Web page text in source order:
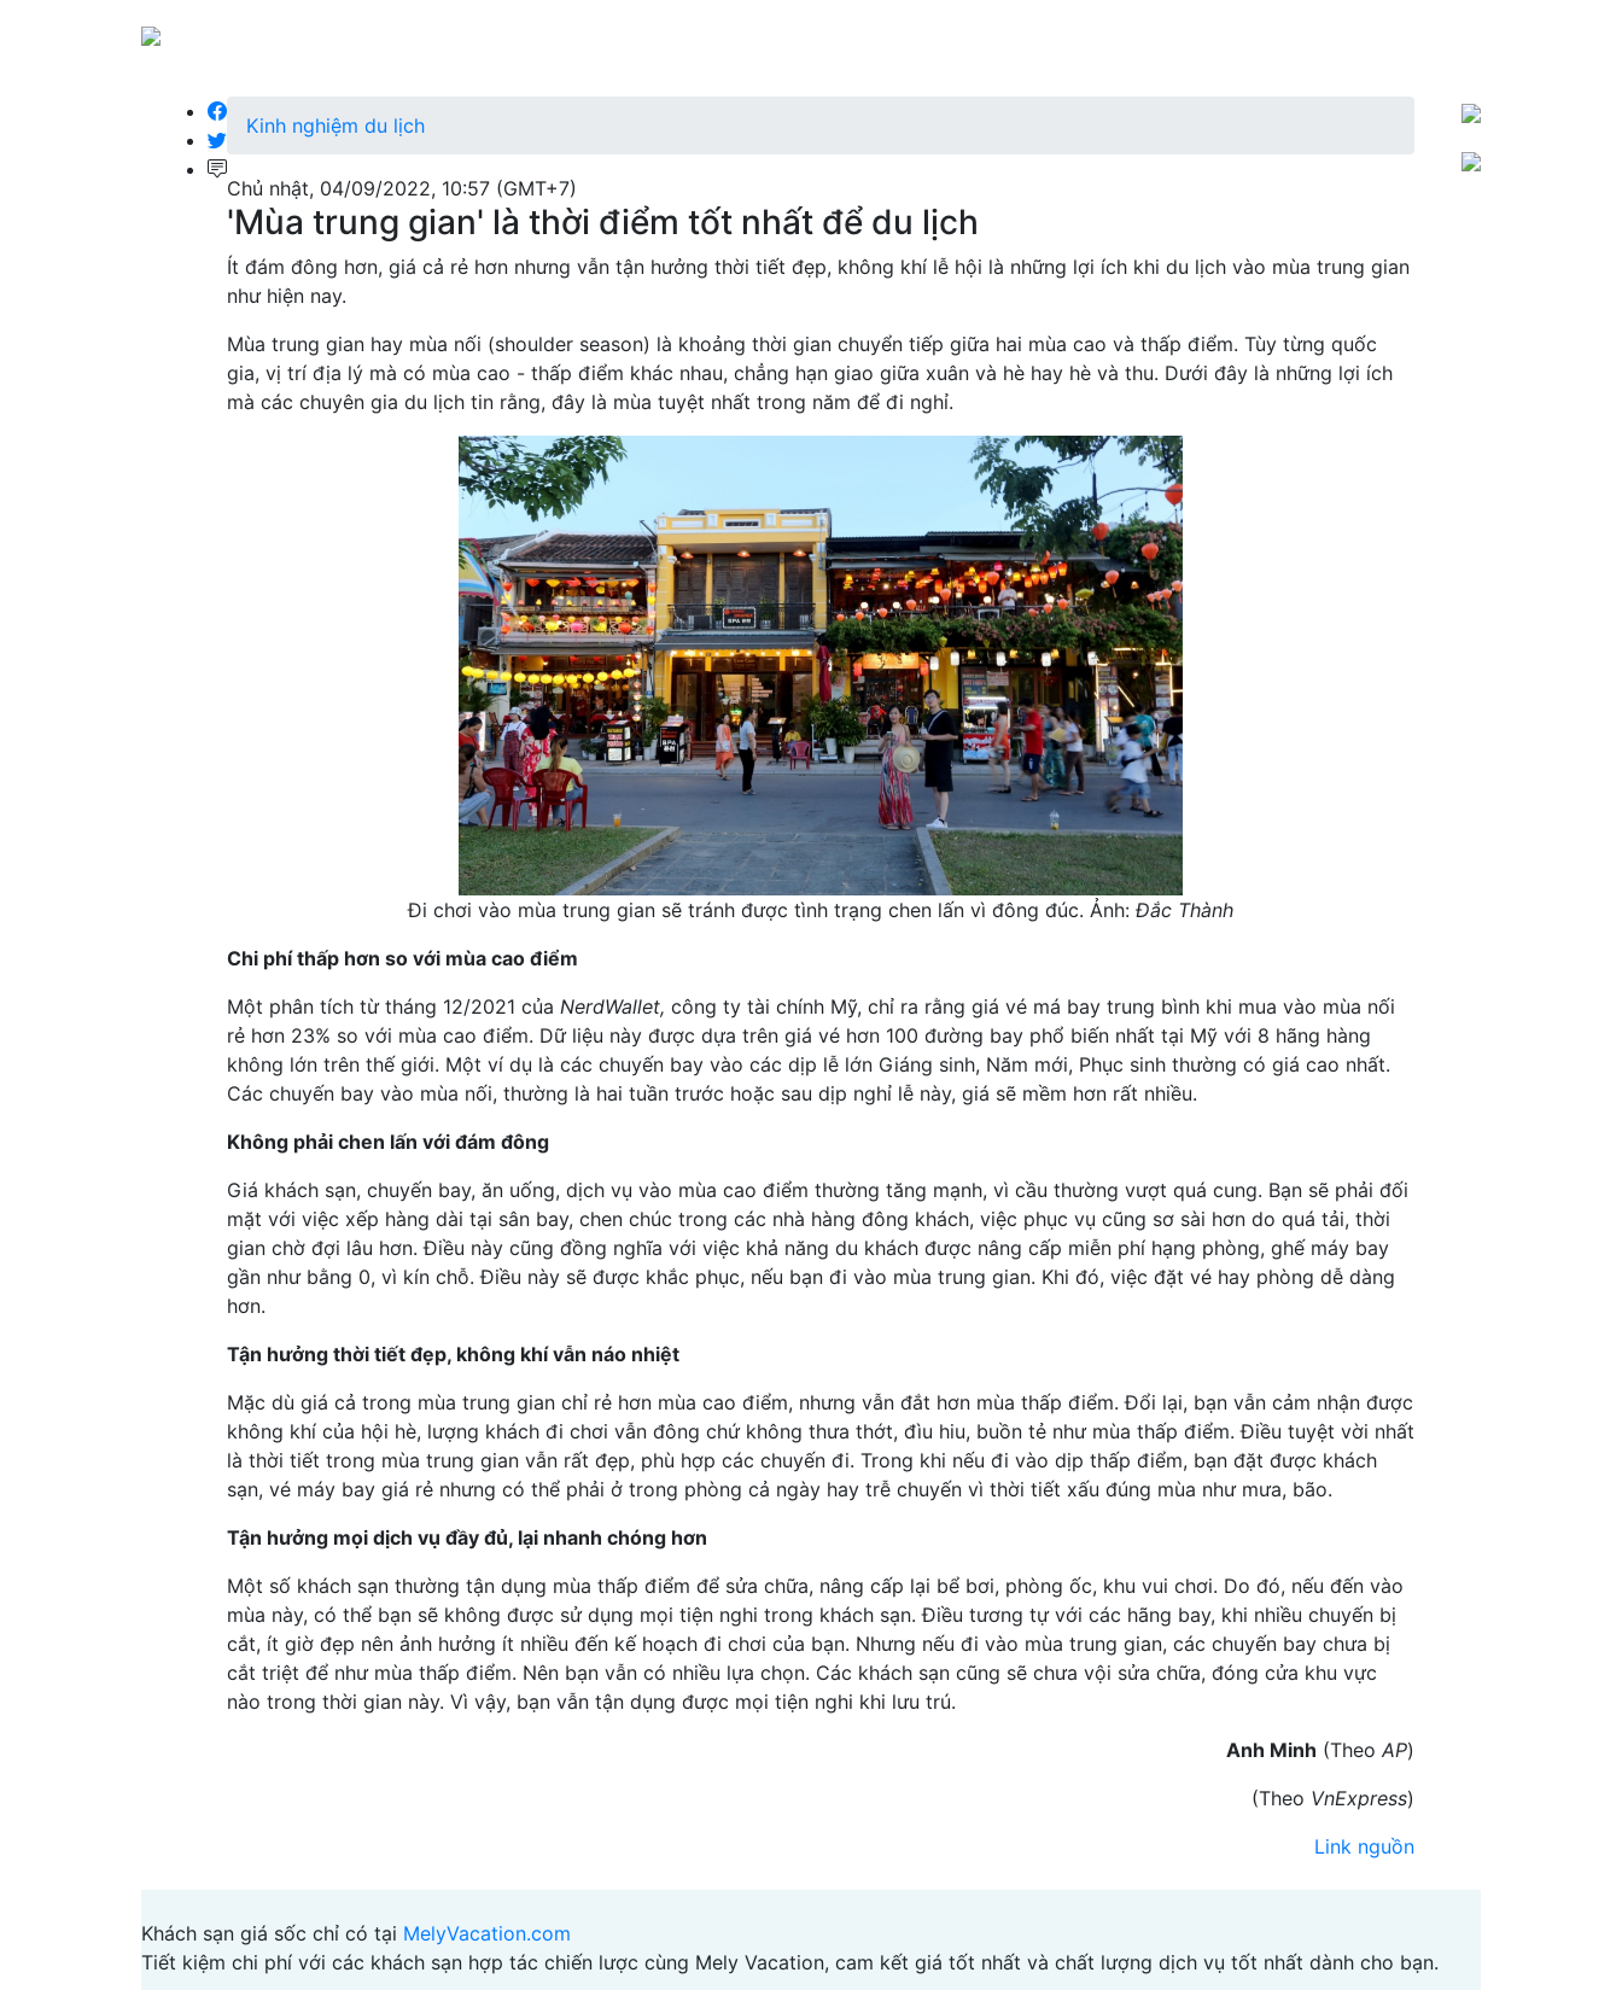
Kinh nghiệm du lịch
Chủ nhật, 04/09/2022, 10:57 (GMT+7)
'Mùa trung gian' là thời điểm tốt nhất để du lịch
Ít đám đông hơn, giá cả rẻ hơn nhưng vẫn tận hưởng thời tiết đẹp, không khí lễ hội là những lợi ích khi du lịch vào mùa trung gian
như hiện nay.
Mùa trung gian hay mùa nối (shoulder season) là khoảng thời gian chuyển tiếp giữa hai mùa cao và thấp điểm. Tùy từng quốc
gia, vị trí địa lý mà có mùa cao - thấp điểm khác nhau, chẳng hạn giao giữa xuân và hè hay hè và thu. Dưới đây là những lợi ích
mà các chuyên gia du lịch tin rằng, đây là mùa tuyệt nhất trong năm để đi nghỉ.
Đi chơi vào mùa trung gian sẽ tránh được tình trạng chen lấn vì đông đúc. Ảnh: Đắc Thành
Chi phí thấp hơn so với mùa cao điểm
Một phân tích từ tháng 12/2021 của NerdWallet, công ty tài chính Mỹ, chỉ ra rằng giá vé má bay trung bình khi mua vào mùa nối
rẻ hơn 23% so với mùa cao điểm. Dữ liệu này được dựa trên giá vé hơn 100 đường bay phổ biến nhất tại Mỹ với 8 hãng hàng
không lớn trên thế giới. Một ví dụ là các chuyến bay vào các dịp lễ lớn Giáng sinh, Năm mới, Phục sinh thường có giá cao nhất.
Các chuyến bay vào mùa nối, thường là hai tuần trước hoặc sau dịp nghỉ lễ này, giá sẽ mềm hơn rất nhiều.
Không phải chen lấn với đám đông
Giá khách sạn, chuyến bay, ăn uống, dịch vụ vào mùa cao điểm thường tăng mạnh, vì cầu thường vượt quá cung. Bạn sẽ phải đối
mặt với việc xếp hàng dài tại sân bay, chen chúc trong các nhà hàng đông khách, việc phục vụ cũng sơ sài hơn do quá tải, thời
gian chờ đợi lâu hơn. Điều này cũng đồng nghĩa với việc khả năng du khách được nâng cấp miễn phí hạng phòng, ghế máy bay
gần như bằng 0, vì kín chỗ. Điều này sẽ được khắc phục, nếu bạn đi vào mùa trung gian. Khi đó, việc đặt vé hay phòng dễ dàng
hơn.
Tận hưởng thời tiết đẹp, không khí vẫn náo nhiệt
Mặc dù giá cả trong mùa trung gian chỉ rẻ hơn mùa cao điểm, nhưng vẫn đắt hơn mùa thấp điểm. Đổi lại, bạn vẫn cảm nhận được
không khí của hội hè, lượng khách đi chơi vẫn đông chứ không thưa thớt, đìu hiu, buồn tẻ như mùa thấp điểm. Điều tuyệt vời nhất
là thời tiết trong mùa trung gian vẫn rất đẹp, phù hợp các chuyến đi. Trong khi nếu đi vào dịp thấp điểm, bạn đặt được khách
sạn, vé máy bay giá rẻ nhưng có thể phải ở trong phòng cả ngày hay trễ chuyến vì thời tiết xấu đúng mùa như mưa, bão.
Tận hưởng mọi dịch vụ đầy đủ, lại nhanh chóng hơn
Một số khách sạn thường tận dụng mùa thấp điểm để sửa chữa, nâng cấp lại bể bơi, phòng ốc, khu vui chơi. Do đó, nếu đến vào
mùa này, có thể bạn sẽ không được sử dụng mọi tiện nghi trong khách sạn. Điều tương tự với các hãng bay, khi nhiều chuyến bị
cắt, ít giờ đẹp nên ảnh hưởng ít nhiều đến kế hoạch đi chơi của bạn. Nhưng nếu đi vào mùa trung gian, các chuyến bay chưa bị
cắt triệt để như mùa thấp điểm. Nên bạn vẫn có nhiều lựa chọn. Các khách sạn cũng sẽ chưa vội sửa chữa, đóng cửa khu vực
nào trong thời gian này. Vì vậy, bạn vẫn tận dụng được mọi tiện nghi khi lưu trú.
Anh Minh (Theo AP)
(Theo VnExpress)
Link nguồn
Khách sạn giá sốc chỉ có tại MelyVacation.com
Tiết kiệm chi phí với các khách sạn hợp tác chiến lược cùng Mely Vacation, cam kết giá tốt nhất và chất lượng dịch vụ tốt nhất dành cho bạn.